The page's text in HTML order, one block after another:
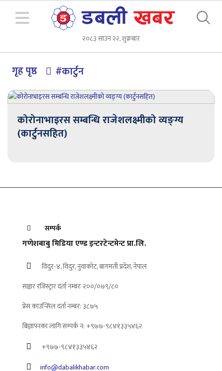
२०८३ साउन २२, शुक्रबार
गृह पृष्ठ #कार्टुन
कोरोनाभाइरस सम्बन्धि राजेशलक्ष्मीको व्यङ्ग्य
(कार्टुनसहित)
सम्पर्क
गणेशबाबु मिडिया एण्ड इन्टरटेन्टमेन्ट प्रा.लि.
विदुर-४, विदुर, नुवाकोट, बागमती प्रदेश, नेपाल
सञ्चार रजिस्ट्रार दर्ता नम्बरः २००/०७९/८०
प्रेस काउन्सिल दर्ता नम्बर: ३८७५
बिज्ञापनका लागि सम्पर्क न: +९७७-९८४१३३५४६२
+९७७-९८४१३३५४६२
info@dabalikhabar.com